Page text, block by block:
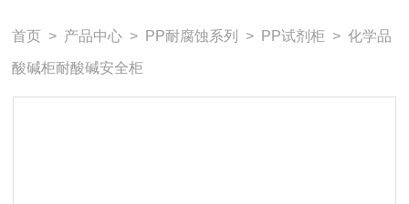
首页 > 产品中心 > PP耐腐蚀系列 > PP试剂柜 > 化学品
酸碱柜耐酸碱安全柜